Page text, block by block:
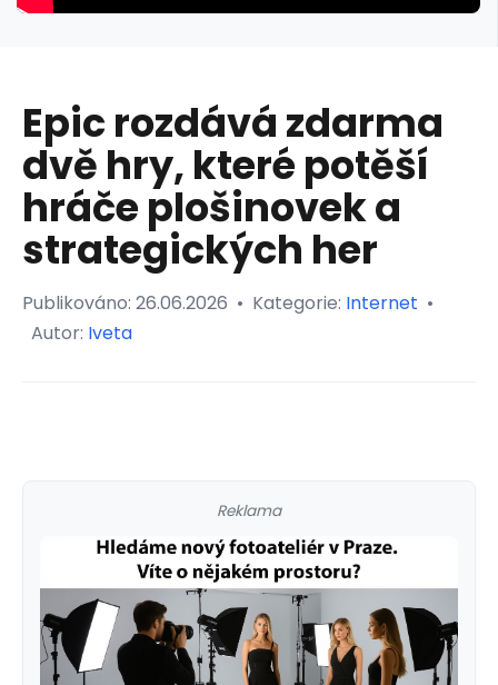
Epic rozdává zdarma
dvě hry, které potěší
hráče plošinovek a
strategických her
Publikováno: 26.06.2026 • Kategorie: Internet •
Autor: Iveta
Reklama